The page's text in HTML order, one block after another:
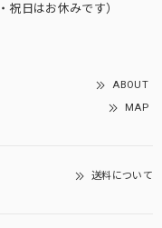
祝日はお休みです）
ABOUT
MAP
送料について